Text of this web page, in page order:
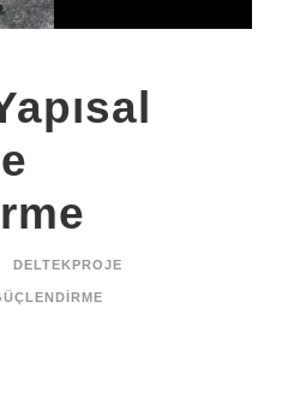
DELTEKPROJE